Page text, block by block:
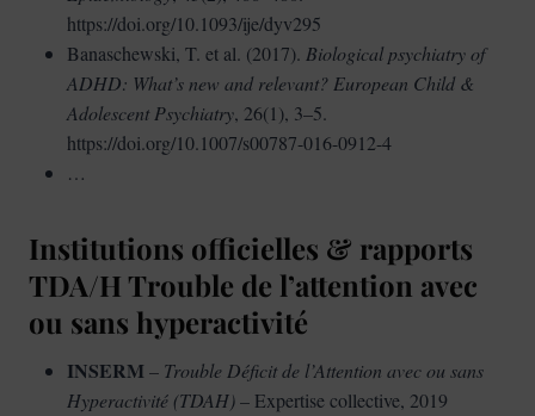
https://doi.org/10.1093/ije/dyv295
Banaschewski, T. et al. (2017). Biological psychiatry of
ADHD: What’s new and relevant? European Child &
Adolescent Psychiatry, 26(1), 3–5.
https://doi.org/10.1007/s00787-016-0912-4
…
Institutions officielles & rapports
TDA/H Trouble de l’attention avec
ou sans hyperactivité
INSERM – Trouble Déficit de l’Attention avec ou sans
Hyperactivité (TDAH)– Expertise collective, 2019